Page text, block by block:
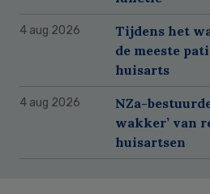
4 aug 2026
Tijdens het
de meeste
huisarts
4 aug 2026
NZa-
wakker’ van
huisartsen